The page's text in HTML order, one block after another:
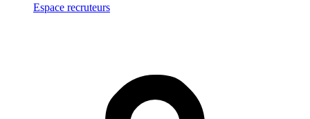
Espace recruteurs